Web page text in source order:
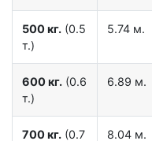
500 кг. (0.5
т.)
5.74 м.
600 кг. (0.6
т.)
6.89 м.
700 кг. (0.7
8.04 м.